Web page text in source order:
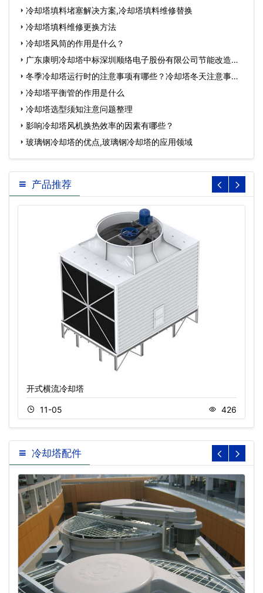
冷却塔填料堵塞解决方案,冷却塔填料维修替换
冷却塔填料维修更换方法
冷却塔风筒的作用是什么？
广东康明冷却塔中标深圳顺络电子股份有限公司节能改造工
程…冬季冷却塔运行时的注意事项有哪些？冷却塔冬天注意事
项…冷却塔平衡管的作用是什么
冷却塔选型须知注意问题整理
影响冷却塔风机换热效率的因素有哪些？
玻璃钢冷却塔的优点,玻璃钢冷却塔的应用领域
产品推荐
开式横流冷却塔
11-05 426
冷却塔配件